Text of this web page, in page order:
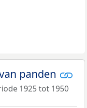
panden
1925 tot 1950